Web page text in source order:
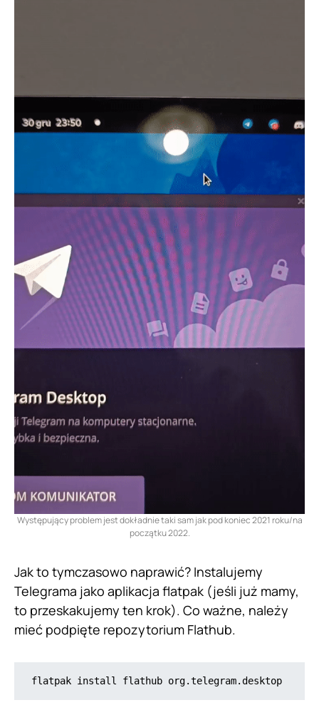
Występujący problem jest dokładnie taki sam jak pod koniec 2021 roku/na
początku 2022.
Jak to tymczasowo naprawić? Instalujemy
Telegrama jako aplikacja flatpak (jeśli już mamy,
to przeskakujemy ten krok). Co ważne, należy
mieć podpięte repozytorium Flathub.
flatpak install flathub org.telegram.desktop